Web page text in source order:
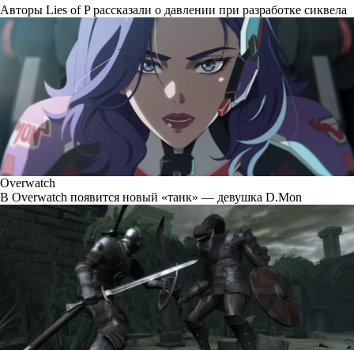
Авторы Lies of P рассказали о давлении при разработке сиквела
Overwatch
В Overwatch появится новый «танк» — девушка D.Mon